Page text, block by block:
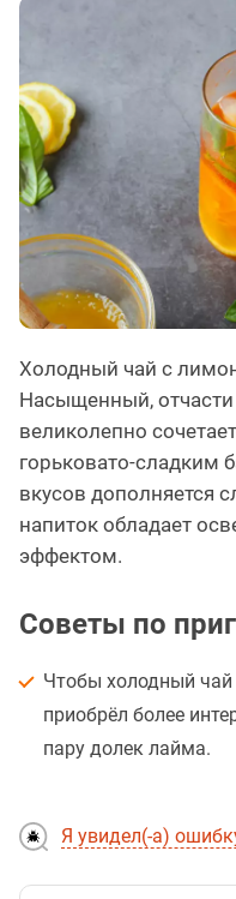
Холодный чай с
Насыщенный, отчасти
великолепно
горьковато-сладким
вкусов дополняется
напиток обладает
эффектом.
Советы по
Чтобы холодный
приобрёл более
пару долек лайма.
Я увидел(-а)